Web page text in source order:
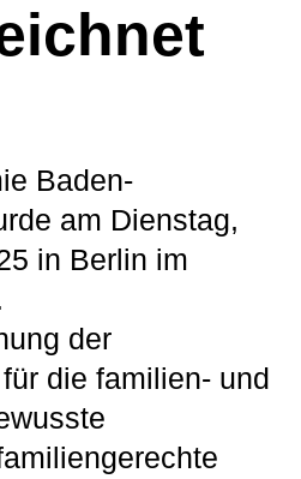
Baden-
am Dienstag,
in Berlin im
der
die familien- und